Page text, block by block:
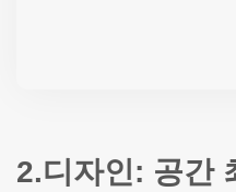
2.디자인: 공간